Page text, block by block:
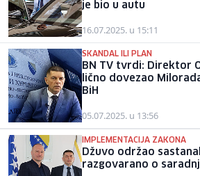
je bio u autu
16.07.2025. u 15:11
SKANDAL ILI PLAN
BN TV tvrdi: Direktor
lično dovezao
BiH
05.07.2025. u 13:56
IMPLEMENTACIJA ZAKONA
Džuvo održao
razgovarano o